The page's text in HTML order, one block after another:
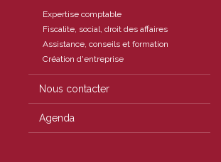
Expertise comptable
Fiscalite, social, droit des affaires
Assistance, conseils et formation
Création d'entreprise
Nous contacter
Agenda